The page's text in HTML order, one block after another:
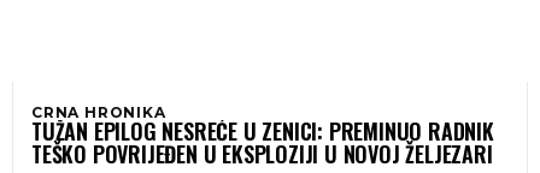
CRNA HRONIKA
TUŽAN EPILOG NESREĆE U ZENICI: PREMINUO RADNIK
TEŠKO POVRIJEĐEN U EKSPLOZIJI U NOVOJ ŽELJEZARI